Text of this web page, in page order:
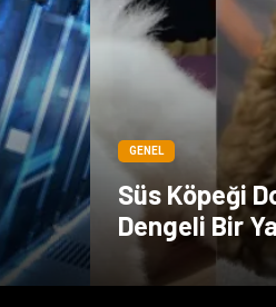
GENEL
Süs Köpeği
Dengeli Bir